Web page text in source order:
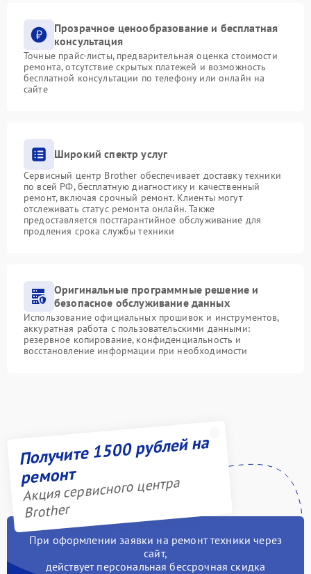
Прозрачное ценообразование и бесплатная
консультация
Точные прайс-листы, предварительная оценка стоимости
ремонта, отсутствие скрытых платежей и возможность
бесплатной консультации по телефону или онлайн на
сайте
Широкий спектр услуг
Сервисный центр Brother обеспечивает доставку техники
по всей РФ, бесплатную диагностику и качественный
ремонт, включая срочный ремонт. Клиенты могут
отслеживать статус ремонта онлайн. Также
предоставляется постгарантийное обслуживание для
продления срока службы техники
Оригинальные программные решение и
безопасное обслуживание данных
Использование официальных прошивок и инструментов,
аккуратная работа с пользовательскими данными:
резервное копирование, конфиденциальность и
восстановление информации при необходимости
Получите 1500 рублей на
ремонт
Акция сервисного центра
Brother
При оформлении заявки на ремонт техники через
сайт,
действует персональная бессрочная скидка